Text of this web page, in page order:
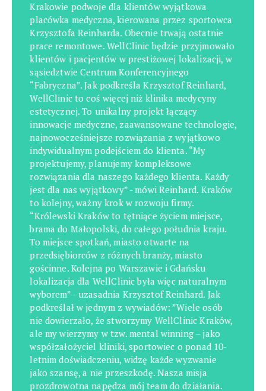
Krakowie podwoje dla klientów wyjątkowa
placówka medyczna, kierowana przez sportowca
Krzysztofa Reinharda. Obecnie trwają ostatnie
prace remontowe. WellClinic będzie przyjmowało
klientów i pacjentów w prestiżowej lokalizacji, w
sąsiedztwie Centrum Konferencyjnego
“Fabryczna”. Jak podkreśla Krzysztof Reinhard,
WellClinic to coś więcej niż klinika medycyny
estetycznej. To unikalny projekt łączący
innowacje medyczne, zaawansowane technologie,
najnowocześniejsze rozwiązania z wyjątkowo
indywidualnym podejściem do klienta. “My
projektujemy, planujemy kompleksowe
rozwiązania dla naszego każdego klienta. Każdy
jest dla nas wyjątkowy” - mówi Reinhard. Kraków
to kolejny, ważny krok w rozwoju firmy.
“Królewski Kraków to tętniące życiem miejsce,
brama do Małopolski, do całego południa kraju.
To miejsce spotkań, miasto otwarte na
przedsiębiorców z różnych branży, miasto
gościnne. Kolejna po Warszawie i Gdańsku
lokalizacja dla WellClinic była więc naturalnym
wyborem” - uzasadnia Krzysztof Reinhard. Jak
podkreślał w jednym z wywiadów: ”Wiele osób
nie dowierzało, że stworzymy WellClinic Kraków,
ale my wierzymy w tzw. mental winning – jako
współzałożyciel kliniki, sportowiec o ponad 10-
letnim doświadczeniu, widzę każde wyzwanie
jako szansę, a nie przeszkodę. Nasza misja
prozdrowotna napędza mój team do działania.